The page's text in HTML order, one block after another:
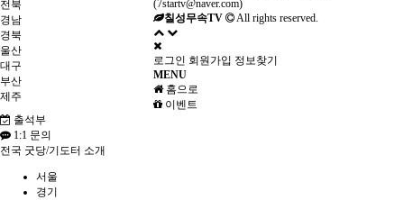
전북
경남
경북
울산
대구
부산
제주
(7startv@naver.com)
칠성무속TV
All rights reserved.
로그인 회원가입 정보찾기
MENU
홈으로
이벤트
출석부
1:1 문의
전국 굿당/기도터 소개
서울
경기